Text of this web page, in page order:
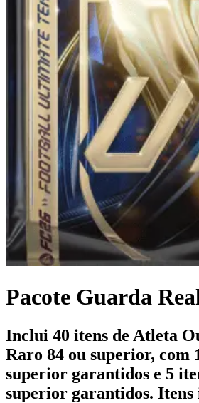
Pacote Guarda
Inclui 40 itens de Atleta
Raro 84 ou superior, com
superior garantidos e 5
superior garantidos. Itens